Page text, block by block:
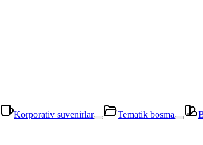
Korporativ suvenirlar Tematik bosma